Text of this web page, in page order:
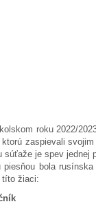
roku 2022/
zaspievali
súťaže je spev
piesňou bola
títo žiaci: